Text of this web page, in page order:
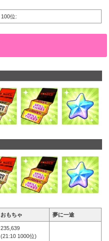
100位:
おもちゃ 夢に一途
235,639
(21:10 1000位)